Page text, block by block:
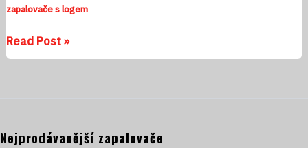
zapalovače s logem
Read Post »
Nejprodávanější zapalovače